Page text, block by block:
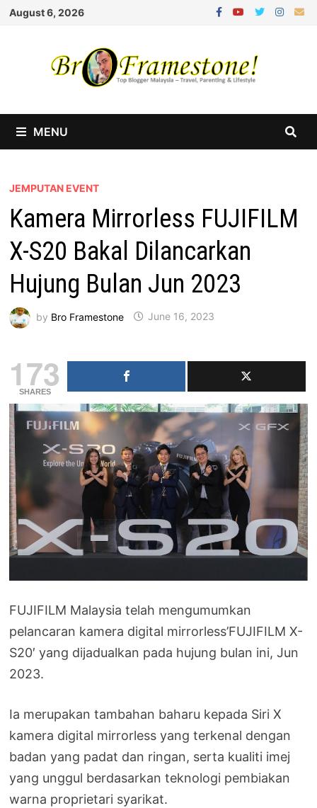
Skip
August 6, 2026
MENU
JEMPUTAN EVENT
Kamera Mirrorless FUJIFILM
X-S20 Bakal Dilancarkan
Hujung Bulan Jun 2023
by Bro Framestone June 16, 2023
173
SHARES
FUJIFILM Malaysia telah mengumumkan
pelancaran kamera digital mirrorless’FUJIFILM X-
S20′ yang dijadualkan pada hujung bulan ini, Jun
2023.
Ia merupakan tambahan baharu kepada Siri X
kamera digital mirrorless yang terkenal dengan
badan yang padat dan ringan, serta kualiti imej
yang unggul berdasarkan teknologi pembiakan
warna proprietari syarikat.